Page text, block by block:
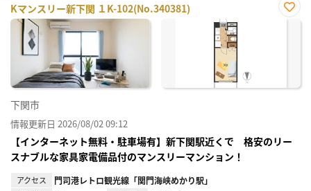
Kマンスリー新下関 １K-102(No.340381)
お気
下関市
情報更新日 2026/08/02 09:12
【インターネット無料・駐車場有】新下関駅近くで 格安のリー
スナブルな家具家電備品付のマンスリーマンション！
アクセス 門司港レトロ観光線「関門海峡めかり駅」